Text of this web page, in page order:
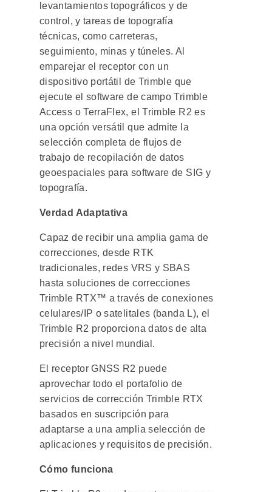
levantamientos topográficos y de
control, y tareas de topografía
técnicas, como carreteras,
seguimiento, minas y túneles. Al
emparejar el receptor con un
dispositivo portátil de Trimble que
ejecute el software de campo Trimble
Access o TerraFlex, el Trimble R2 es
una opción versátil que admite la
selección completa de flujos de
trabajo de recopilación de datos
geoespaciales para software de SIG y
topografía.
Verdad Adaptativa
Capaz de recibir una amplia gama de
correcciones, desde RTK
tradicionales, redes VRS y SBAS
hasta soluciones de correcciones
Trimble RTX™ a través de conexiones
celulares/IP o satelitales (banda L), el
Trimble R2 proporciona datos de alta
precisión a nivel mundial.
El receptor GNSS R2 puede
aprovechar todo el portafolio de
servicios de corrección Trimble RTX
basados en suscripción para
adaptarse a una amplia selección de
aplicaciones y requisitos de precisión.
Cómo funciona